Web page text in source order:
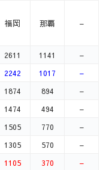
福岡 那覇 –
2611 1141
–
2242 1017
–
1874 894
–
1474 494
–
1505 770
–
1305 570
–
1105 370
–